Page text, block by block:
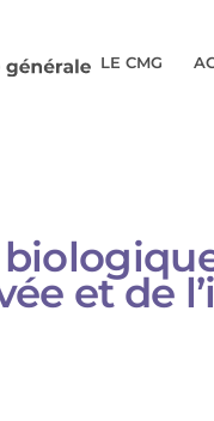
LE CMG
et de